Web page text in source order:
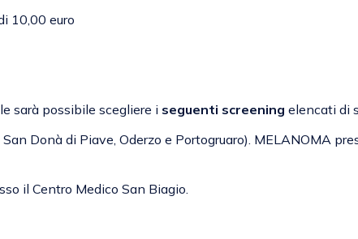
10,00 euro
sarà possibile scegliere i seguenti screening elencati di
Donà di Piave, Oderzo e Portogruaro). MELANOMA
il Centro Medico San Biagio.